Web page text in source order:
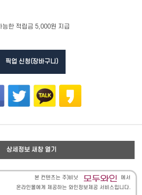
한 적립금 5,000원 지급
픽업 신청(장바구니)
상세정보 새창 열기
본 컨텐츠는 주)비닛
에서
온라인몰에게 제공하는 와인정보제공 서비스입니다.